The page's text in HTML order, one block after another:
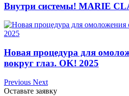
Внутри системы! MARIE
Новая процедура для
вокруг глаз. OK! 2025
Previous Next
Оставьте заявку